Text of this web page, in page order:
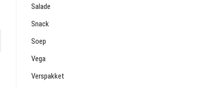
Salade
Snack
Soep
Vega
Verspakket